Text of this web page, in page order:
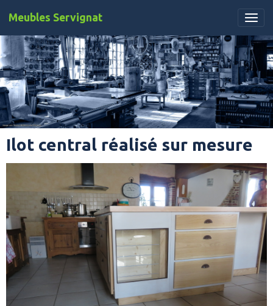
Meubles Servignat
Ilot central réalisé sur mesure